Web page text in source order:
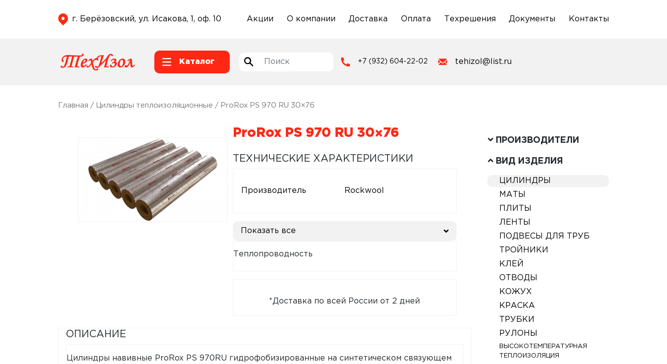
г. Берёзовский, ул. Исакова, 1, оф. 10 Акции О компании Доставка Оплата Техрешения Документы Контакты
Каталог +7 (932) 604-22-02 tehizol@list.ru
Главная / Цилиндры теплоизоляционные / ProRox PS 970 RU 30×76
ProRox PS 970 RU 30×76
ТЕХНИЧЕСКИЕ ХАРАКТЕРИСТИКИ
Производитель Rockwool
Показать все
Теплопроводность
*Доставка по всей России от 2 дней
ОПИСАНИЕ
Цилиндры навивные ProRox PS 970RU гидрофобизированные на синтетическом связующем
ПРОИЗВОДИТЕЛИ
ВИД ИЗДЕЛИЯ
ЦИЛИНДРЫ
МАТЫ
ПЛИТЫ
ЛЕНТЫ
ПОДВЕСЫ ДЛЯ ТРУБ
ТРОЙНИКИ
КЛЕЙ
ОТВОДЫ
КОЖУХ
КРАСКА
ТРУБКИ
РУЛОНЫ
ВЫСОКОТЕМПЕРАТУРНАЯ
ТЕПЛОИЗОЛЯЦИЯ